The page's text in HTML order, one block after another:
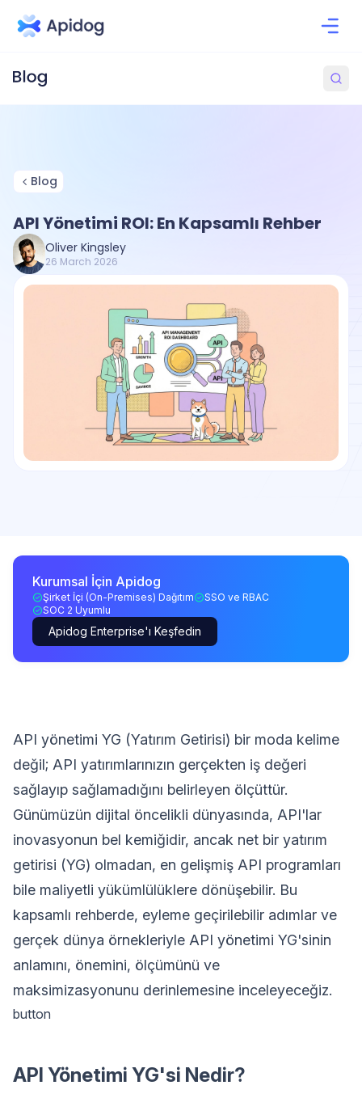
Blog
API Yönetimi ROI: En Kapsamlı Rehber
Oliver Kingsley
26 March 2026
Kurumsal İçin Apidog
Şirket İçi (On-Premises) Dağıtım
SSO ve RBAC
SOC 2 Uyumlu
Apidog Enterprise'ı Keşfedin
API yönetimi YG (Yatırım Getirisi) bir moda kelime
değil; API yatırımlarınızın gerçekten iş değeri
sağlayıp sağlamadığını belirleyen ölçüttür.
Günümüzün dijital öncelikli dünyasında, API'lar
inovasyonun bel kemiğidir, ancak net bir yatırım
getirisi (YG) olmadan, en gelişmiş API programları
bile maliyetli yükümlülüklere dönüşebilir. Bu
kapsamlı rehberde, eyleme geçirilebilir adımlar ve
gerçek dünya örnekleriyle API yönetimi YG'sinin
anlamını, önemini, ölçümünü ve
maksimizasyonunu derinlemesine inceleyeceğiz.
button
API Yönetimi YG'si Nedir?